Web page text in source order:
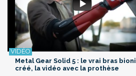
Metal Gear Solid 5 : le vrai bras
créé, la vidéo avec la prothèse